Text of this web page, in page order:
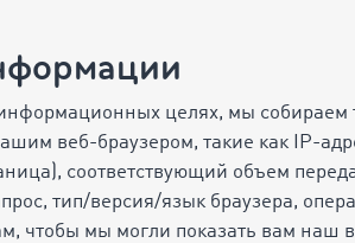
информационных целях, мы
веб-браузером, такие как IP-
соответствующий объем
тип/версия/язык браузера,
чтобы мы могли показать вам наш